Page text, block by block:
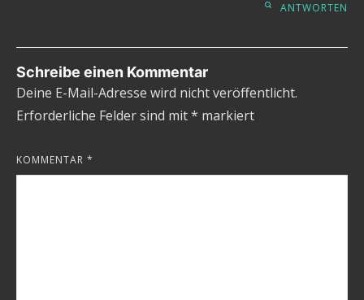
ANTWORTEN
Schreibe einen Kommentar
Deine E-Mail-Adresse wird nicht veröffentlicht.
Erforderliche Felder sind mit* markiert
KOMMENTAR *